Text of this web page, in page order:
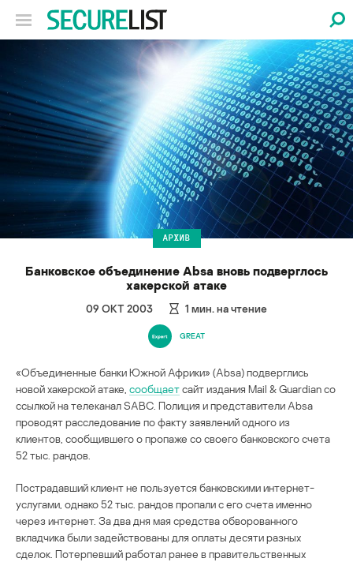
АРХИВ
Банковское объединение Absa вновь подверглось
хакерской атаке
09 ОКТ 2003 1 мин. на чтение
GREAT
«Объединенные банки Южной Африки» (Absa) подверглись
новой хакерской атаке, сообщаетсайт издания Mail & Guardian со
ссылкой на телеканал SABC. Полиция и представители Absa
проводят расследование по факту заявлений одного из
клиентов, сообщившего о пропаже со своего банковского счета
52 тыс. рандов.
Пострадавший клиент не пользуется банковскими интернет-
услугами, однако 52 тыс. рандов пропали с его счета именно
через интернет. За два дня мая средства обворованного
вкладчика были задействованы для оплаты десяти разных
сделок. Потерпевший работал ранее в правительственных